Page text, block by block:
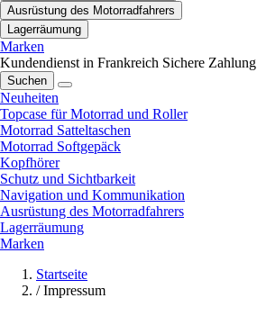
Ausrüstung des Motorradfahrers
Lagerräumung
Marken
Kundendienst in Frankreich Sichere Zahlung
Suchen
Neuheiten
Topcase für Motorrad und Roller
Motorrad Satteltaschen
Motorrad Softgepäck
Kopfhörer
Schutz und Sichtbarkeit
Navigation und Kommunikation
Ausrüstung des Motorradfahrers
Lagerräumung
Marken
Startseite
/ Impressum